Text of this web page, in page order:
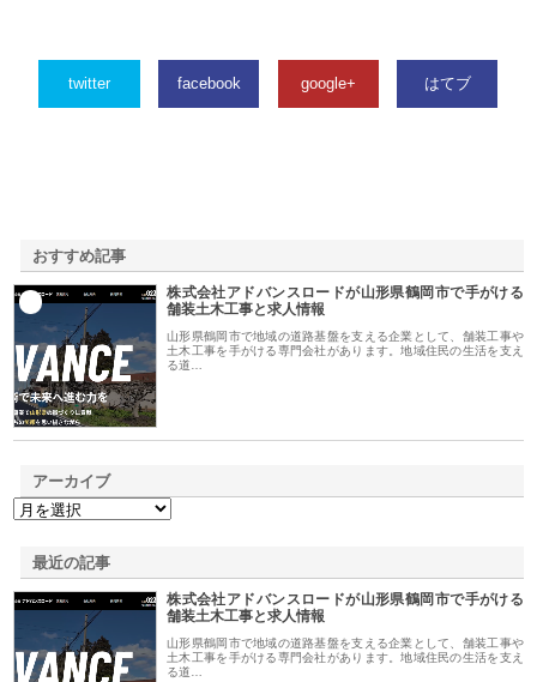
twitter facebook google+ はてブ
おすすめ記事
株式会社アドバンスロードが山形県鶴岡市で手がける
舗装土木工事と求人情報
山形県鶴岡市で地域の道路基盤を支える企業として、舗装工事や
土木工事を手がける専門会社があります。地域住民の生活を支え
る道…
アーカイブ
最近の記事
株式会社アドバンスロードが山形県鶴岡市で手がける
舗装土木工事と求人情報
山形県鶴岡市で地域の道路基盤を支える企業として、舗装工事や
土木工事を手がける専門会社があります。地域住民の生活を支え
る道…